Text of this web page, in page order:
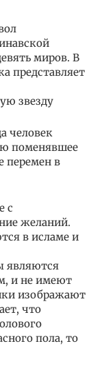
миров. В
представляет
звезду
человек
поменявшее
перемен в
с
желаний.
в исламе и
являются
и не имеют
изображают
что
пола, то